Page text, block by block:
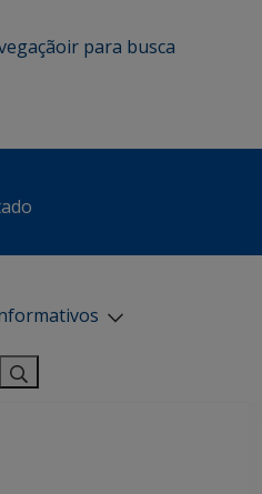
ir para busca